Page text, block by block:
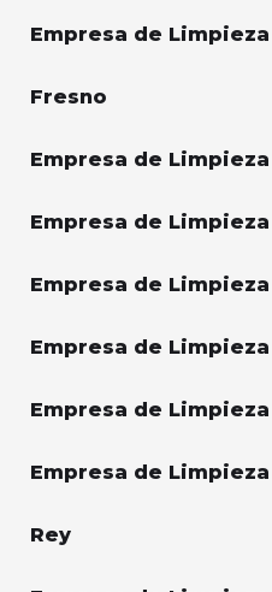
Empresa de
Fresno
Empresa de
Empresa de
Empresa de
Empresa de
Empresa de
Empresa de
Rey